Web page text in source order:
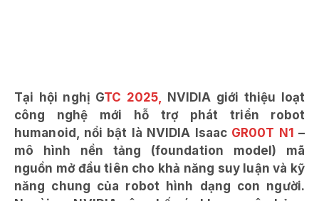
Tại hội nghị GTC 2025, NVIDIA giới thiệu loạt
công nghệ mới hỗ trợ phát triển robot
humanoid, nổi bật là NVIDIA Isaac GR00T N1 –
mô hình nền tảng (foundation model) mã
nguồn mở đầu tiên cho khả năng suy luận và kỹ
năng chung của robot hình dạng con người.